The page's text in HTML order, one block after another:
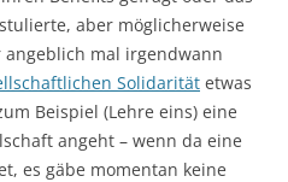
aber möglicherweise
mal irgendwann
Solidarität etwas
Beispiel (Lehre eins) eine
angeht – wenn da eine
es gäbe momentan keine